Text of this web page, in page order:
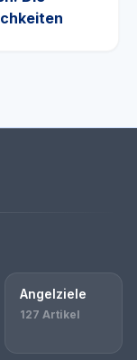
Angelziele
127 Artikel